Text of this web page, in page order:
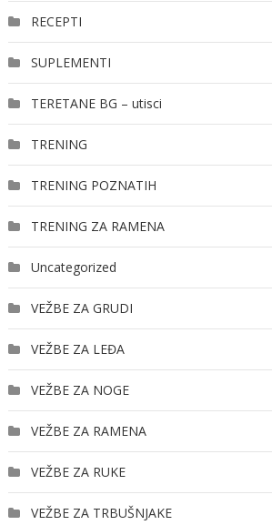
RECEPTI
SUPLEMENTI
TERETANE BG – utisci
TRENING
TRENING POZNATIH
TRENING ZA RAMENA
Uncategorized
VEŽBE ZA GRUDI
VEŽBE ZA LEĐA
VEŽBE ZA NOGE
VEŽBE ZA RAMENA
VEŽBE ZA RUKE
VEŽBE ZA TRBUŠNJAKE